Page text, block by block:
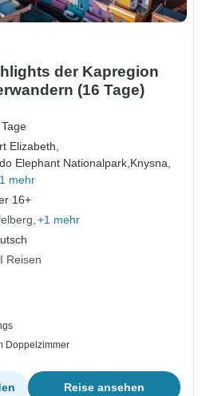
der Kapregion
(16 Tage)
Elizabeth,
Elephant Nationalpark, Knysna,
mehr
16+
+1 mehr
Reisen
Doppelzimmer
Reise ansehen